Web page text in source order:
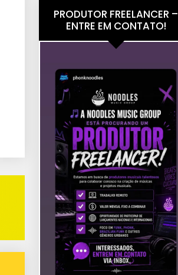
PRODUTOR FREELANCER –
ENTRE EM CONTATO!